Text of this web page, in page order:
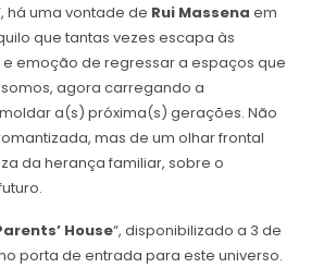
há uma vontade de Rui Massena em
que tantas vezes escapa às
emoção de regressar a espaços que
agora carregando a
a(s) próxima(s) gerações. Não
mas de um olhar frontal
da herança familiar, sobre o
House“, disponibilizado a 3 de
porta de entrada para este universo.